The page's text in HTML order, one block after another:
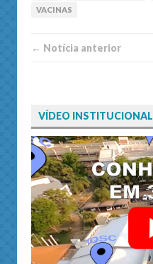
VACINAS
← Notí­cia anterior
VÍDEO INSTITUCIONAL